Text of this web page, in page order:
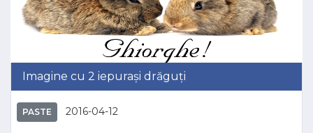
Imagine cu 2 iepurași drăguți
PASTE 2016-04-12